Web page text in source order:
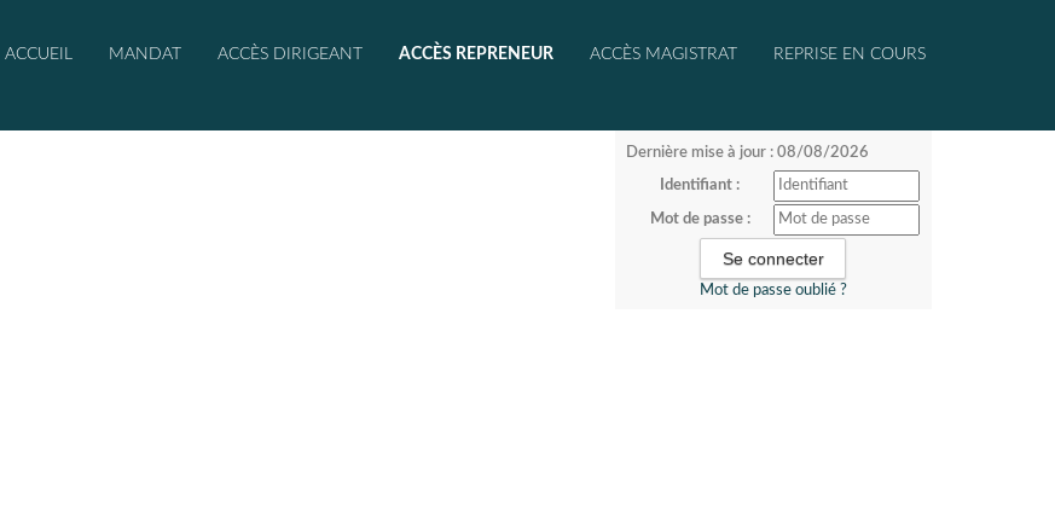
ACCUEIL MANDAT ACCÈS DIRIGEANT ACCÈS REPRENEUR ACCÈS MAGISTRAT REPRISE EN COURS
Dernière mise à jour : 08/08/2026
Identifiant :
Mot de passe :
Mot de passe oublié ?